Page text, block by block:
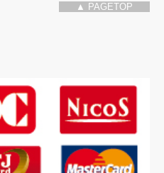
▲ PAGETOP